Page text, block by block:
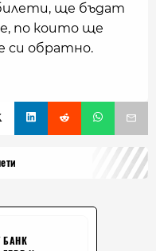
ще бъдат
по които ще
си обратно.